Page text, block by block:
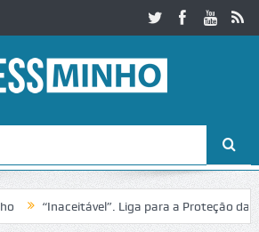
“Inaceitável”. Liga para a Proteção da